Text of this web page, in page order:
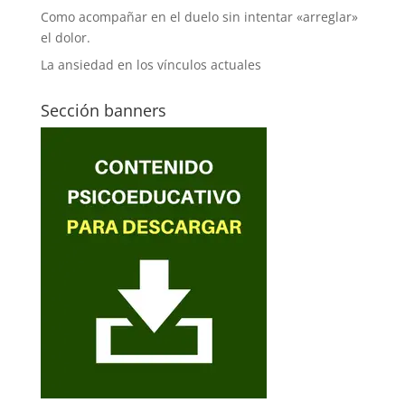
Como acompañar en el duelo sin intentar «arreglar»
el dolor.
La ansiedad en los vínculos actuales
Sección banners